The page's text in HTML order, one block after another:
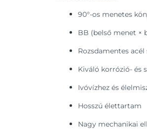
90°-os menetes
BB (belső menet ×
Rozsdamentes acél
Kiváló korrózió- és
Ivóvízhez és
Hosszú élettartam
Nagy mechanikai